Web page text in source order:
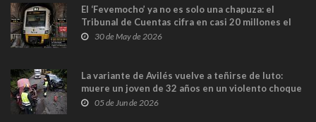
El ‘Fevemocho’ ya no es solo una chapuza: el
Tribunal de Cuentas cifra en casi 20 millones el
sobrecoste de los trenes que no cabían por los
30 de May de 2026
La variante de Avilés vuelve a teñirse de luto:
muere un joven de 32 años en un violento choque
frontal
05 de Jun de 2026